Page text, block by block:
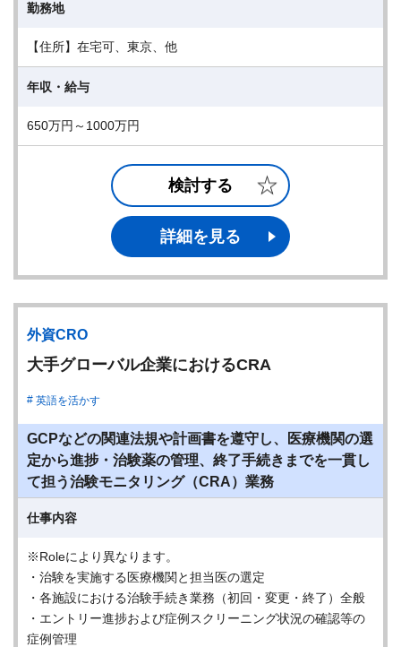
勤務地
【住所】在宅可、東京、他
年収・給与
650万円～1000万円
検討する
詳細を見る
外資CRO
大手グローバル企業におけるCRA
英語を活かす
GCPなどの関連法規や計画書を遵守し、医療機関の選
定から進捗・治験薬の管理、終了手続きまでを一貫し
て担う治験モニタリング（CRA）業務
仕事内容
※Roleにより異なります。
・治験を実施する医療機関と担当医の選定
・各施設における治験手続き業務（初回・変更・終了）全般
・エントリー進捗および症例スクリーニング状況の確認等の
症例管理